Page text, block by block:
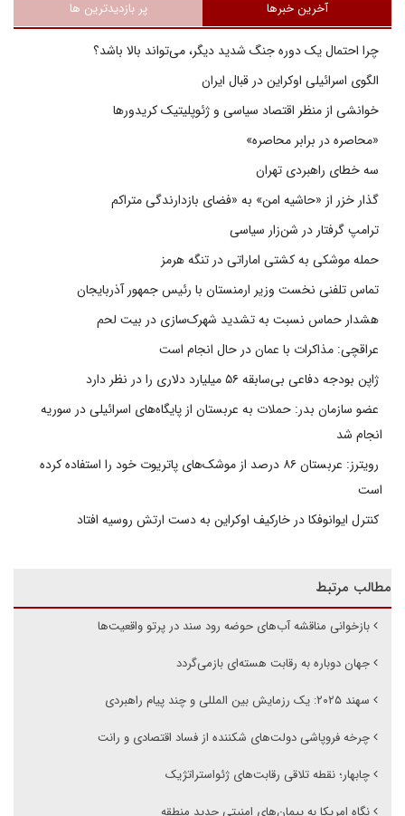
آخرین خبرها پر بازدیدترین ها
چرا احتمال یک دوره جنگ شدید دیگر، می‌تواند بالا باشد؟
الگوی اسرائیلی اوکراین در قبال ایران
خوانشی از منظر اقتصاد سیاسی و ژئوپلیتیک کریدورها
«محاصره در برابر محاصره»
سه خطای راهبردی تهران
گذار خزر از «حاشیه امن» به «فضای بازدارندگی متراکم
ترامپ گرفتار در شن‌زار سیاسی
حمله موشکی به کشتی اماراتی در تنگه هرمز
تماس تلفنی نخست وزیر ارمنستان با رئیس جمهور آذربایجان
هشدار حماس نسبت به تشدید شهرک‌سازی در بیت‌ لحم
عراقچی: مذاکرات با عمان در حال انجام است
ژاپن بودجه دفاعی بی‌سابقه ۵۶ میلیارد دلاری را در نظر دارد
عضو سازمان بدر: حملات به عربستان از پایگاه‌های اسرائیلی در سوریه
انجام شد
رویترز: عربستان ۸۶ درصد از موشک‌های پاتریوت خود را استفاده کرده
است
کنترل ایوانوفکا در خارکیف اوکراین به دست ارتش روسیه افتاد
مطالب مرتبط
بازخوانی مناقشه آب‌های حوضه رود سند در پرتو واقعیت‌ها
جهان دوباره به رقابت هسته‌ای بازمی‌گردد
سهند ۲۰۲۵: یک رزمایش بین المللی و چند پیام راهبردی
چرخه فروپاشی دولت‌های شکننده از فساد اقتصادی و رانت
چابهار؛ نقطه تلاقی رقابت‌های ژئواستراتژیک
نگاه امریکا به پیمان‌های امنیتی جدید منطقه